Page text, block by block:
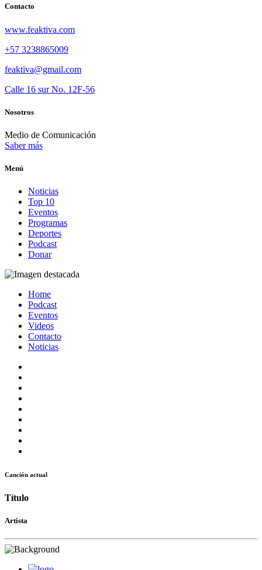
Contacto
www.feaktiva.com
+57 3238865009
feaktiva@gmail.com
Calle 16 sur No. 12F-56
Nosotros
Medio de Comunicación
Saber más
Menú
Noticias
Top 10
Eventos
Programas
Deportes
Podcast
Donar
Home
Podcast
Eventos
Videos
Contacto
Noticias
Canción actual
Título
Artista